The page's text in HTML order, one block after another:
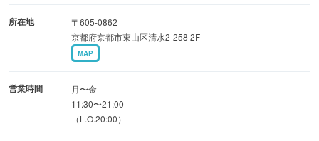
兵庫県で生まれた但馬牛の中でも、厳しい規定をクリアし
た年間4,000頭程の牛にしか与えられない称号です。
極めて良質な霜降り肉と、豊かで甘みのある脂身が特徴で
あり、その柔らかく上質な食感は世界的に評価されていま
所在地
〒605-0862
京都府京都市東山区清水2-258 2F
MAP
営業時間
月〜金
11:30〜21:00
（L.O.20:00）